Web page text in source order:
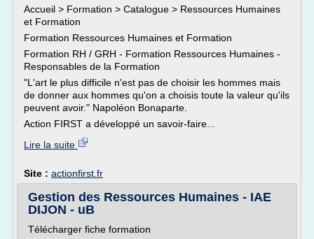
Accueil > Formation > Catalogue > Ressources Humaines
et Formation
Formation Ressources Humaines et Formation
Formation RH / GRH - Formation Ressources Humaines -
Responsables de la Formation
"L'art le plus difficile n'est pas de choisir les hommes mais
de donner aux hommes qu'on a choisis toute la valeur qu'ils
peuvent avoir." Napoléon Bonaparte.
Action FIRST a développé un savoir-faire...
Lire la suite
Site : actionfirst.fr
Gestion des Ressources Humaines - IAE
DIJON - uB
Télécharger fiche formation